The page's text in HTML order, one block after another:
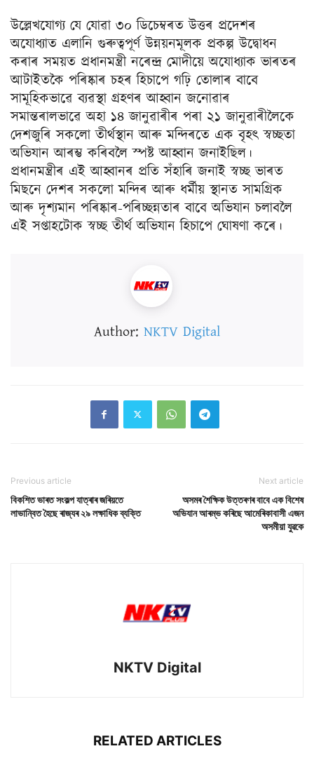
উল্লেখযোগ্য যে যোৱা ৩০ ডিচেম্বৰত উত্তৰ প্ৰদেশৰ
অযোধ্যাত এলানি গুৰুত্বপূৰ্ণ উন্নয়নমূলক প্ৰকল্প উদ্বোধন
কৰাৰ সময়ত প্ৰধানমন্ত্ৰী নৰেন্দ্ৰ মোদীয়ে অযোধ্যাক ভাৰতৰ
আটাইতকৈ পৰিষ্কাৰ চহৰ হিচাপে গঢ়ি তোলাৰ বাবে
সামূহিকভাৱে ব্যৱস্থা গ্ৰহণৰ আহ্বান জনোৱাৰ
সমান্তৰালভাৱে অহা ১৪ জানুৱাৰীৰ পৰা ২১ জানুৱাৰীলৈকে
দেশজুৰি সকলো তীৰ্থস্থান আৰু মন্দিৰতে এক বৃহৎ স্বচ্ছতা
অভিযান আৰম্ভ কৰিবলৈ স্পষ্ট আহ্বান জনাইছিল।
প্ৰধানমন্ত্ৰীৰ এই আহ্বানৰ প্ৰতি সঁহাৰি জনাই স্বচ্ছ ভাৰত
মিছনে দেশৰ সকলো মন্দিৰ আৰু ধৰ্মীয় স্থানত সামগ্ৰিক
আৰু দৃশ্যমান পৰিষ্কাৰ-পৰিচ্ছন্নতাৰ বাবে অভিযান চলাবলৈ
এই সপ্তাহটোক স্বচ্ছ তীৰ্থ অভিযান হিচাপে ঘোষণা কৰে।
Author: NKTV Digital
Previous article
বিকশিত ভাৰত সংকল্প যাত্ৰাৰ জৰিয়তে
লাভান্বিত হৈছে ৰাজ্যৰ ২৯ লক্ষাধিক ব্যক্তি
Next article
অসমৰ শৈক্ষিক উত্তৰণৰ বাবে এক বিশেষ
অভিযান আৰম্ভ কৰিছে আমেৰিকাবাসী এজন
অসমীয়া যুৱকে
NKTV Digital
RELATED ARTICLES